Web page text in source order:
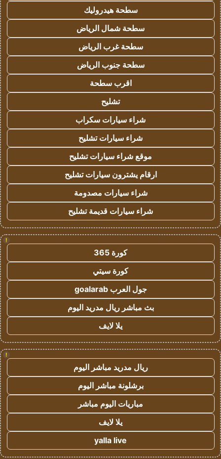
سطحة هيدروليك
سطحة شمال الرياض
سطحة غرب الرياض
سطحة جنوب الرياض
اقرب سطحة
تشليح
شراء سيارات سكراب
شراء سيارات تشليح
موقع شراء سيارات تشليح
ارقام يشترون سيارات تشليح
شراء سيارات مصدومة
شراء سيارات قديمة تشليح
!
كورة 365
كورة سيتي
جول العرب goalarab
بث مباشر ريال مدريد اليوم
يلا لايف
!
ريال مدريد مباشر اليوم
برشلونة مباشر اليوم
مباريات اليوم مباشر
يلا لايف
yalla live